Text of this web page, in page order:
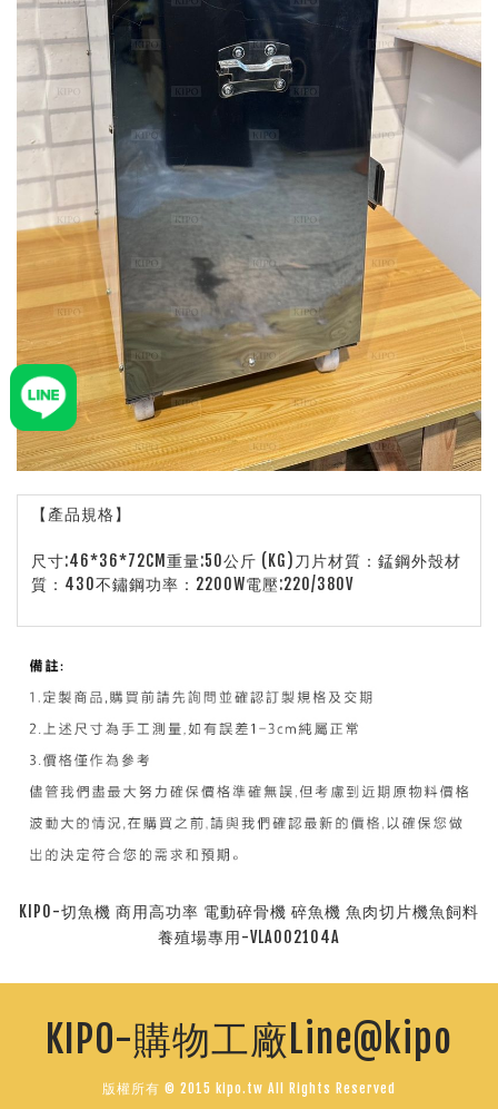
【產品規格】
尺寸:46*36*72CM重量:50公斤 (KG)刀片材質：錳鋼外殼材
質：430不鏽鋼功率：2200W電壓:220/380V
KIPO-切魚機 商用高功率 電動碎骨機 碎魚機 魚肉切片機魚飼料
養殖場專用-VLA002104A
KIPO-購物工廠Line@kipo
版權所有 © 2015 kipo.tw All Rights Reserved